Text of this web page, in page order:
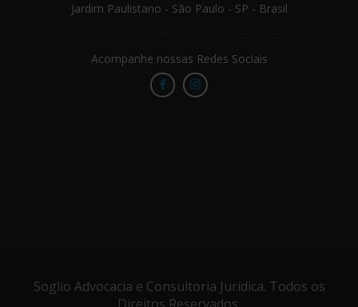
Jardim Paulistano - São Paulo - SP - Brasil
Acompanhe nossas Redes Sociais
Soglio Advocacia e Consultoria Jurídica. Todos os